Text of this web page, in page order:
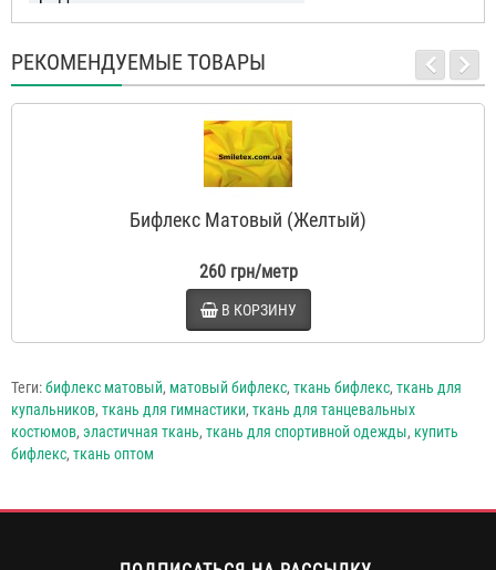
РЕКОМЕНДУЕМЫЕ ТОВАРЫ
Бифлекс Матовый (Желтый)
260 грн/метр
В КОРЗИНУ
Теги:бифлекс матовый, матовый бифлекс, ткань бифлекс, ткань для
купальников, ткань для гимнастики, ткань для танцевальных
костюмов, эластичная ткань, ткань для спортивной одежды, купить
бифлекс, ткань оптом